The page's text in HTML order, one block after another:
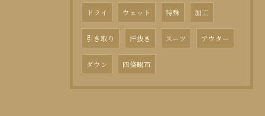
ドライ ウェット 特殊 加工
引き取り 汗抜き スーツ アウター
ダウン 四條畷市